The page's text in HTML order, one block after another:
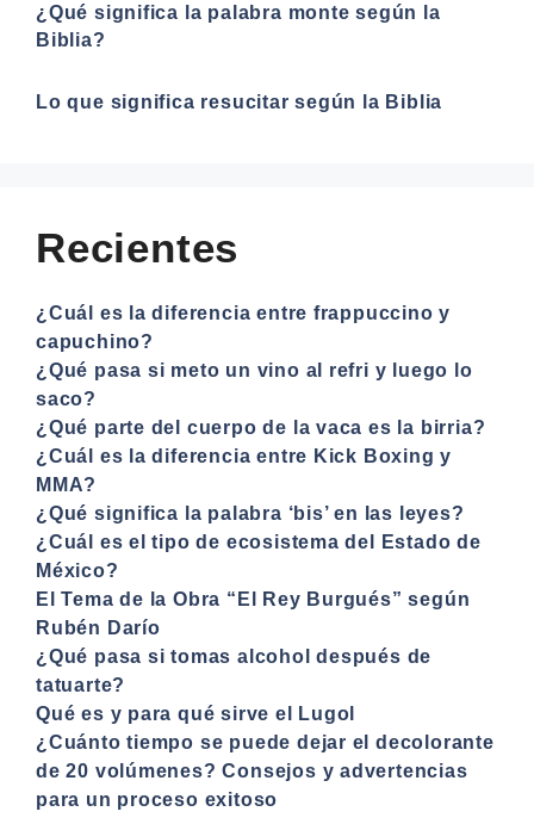
¿Qué significa la palabra monte según la
Biblia?
Lo que significa resucitar según la Biblia
Recientes
¿Cuál es la diferencia entre frappuccino y
capuchino?
¿Qué pasa si meto un vino al refri y luego lo
saco?
¿Qué parte del cuerpo de la vaca es la birria?
¿Cuál es la diferencia entre Kick Boxing y
MMA?
¿Qué significa la palabra ‘bis’ en las leyes?
¿Cuál es el tipo de ecosistema del Estado de
México?
El Tema de la Obra “El Rey Burgués” según
Rubén Darío
¿Qué pasa si tomas alcohol después de
tatuarte?
Qué es y para qué sirve el Lugol
¿Cuánto tiempo se puede dejar el decolorante
de 20 volúmenes? Consejos y advertencias
para un proceso exitoso